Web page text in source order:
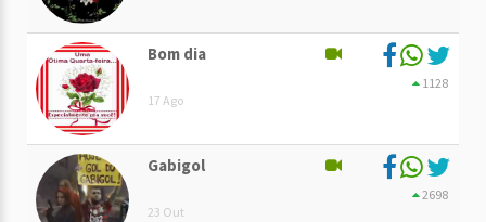
Bom dia
17 Ago
1128
Gabigol
23 Out
2698